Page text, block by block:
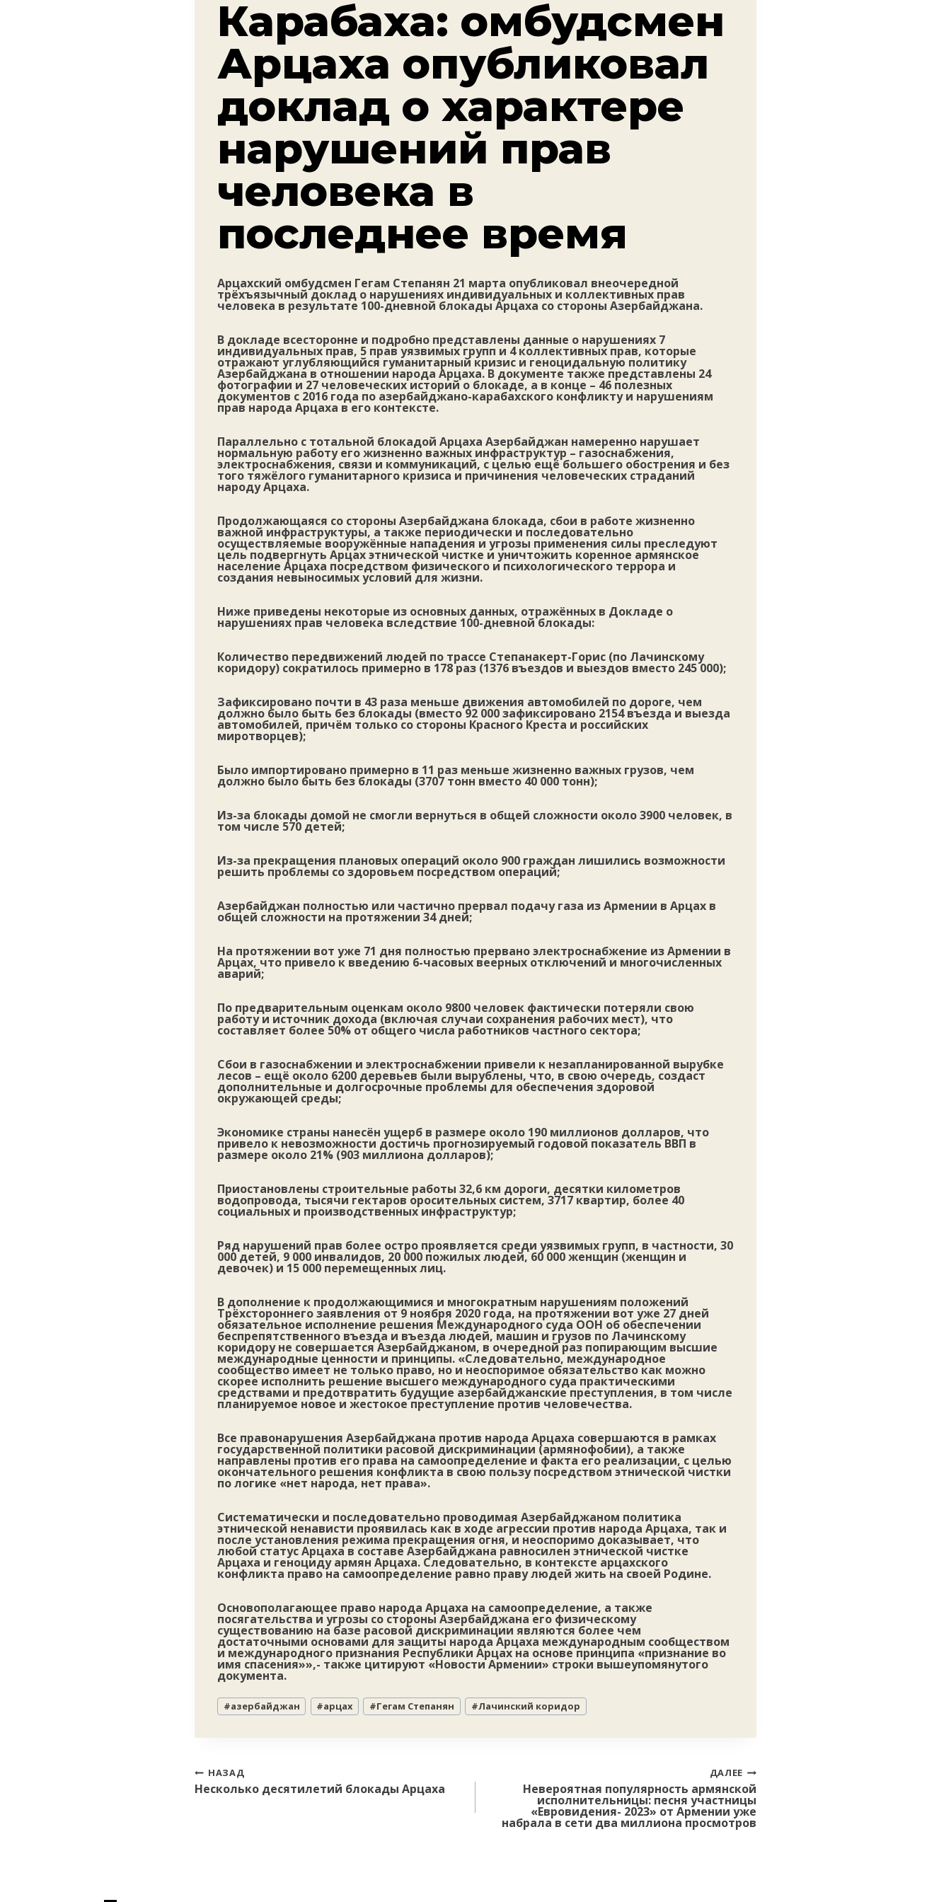
Карабаха: омбудсмен
Арцаха опубликовал
доклад о характере
нарушений прав
человека в
последнее время
Арцахский омбудсмен Гегам Степанян 21 марта опубликовал внеочередной
трёхъязычный доклад о нарушениях индивидуальных и коллективных прав
человека в результате 100-дневной блокады Арцаха со стороны Азербайджана.
В докладе всесторонне и подробно представлены данные о нарушениях 7
индивидуальных прав, 5 прав уязвимых групп и 4 коллективных прав, которые
отражают углубляющийся гуманитарный кризис и геноцидальную политику
Азербайджана в отношении народа Арцаха. В документе также представлены 24
фотографии и 27 человеческих историй о блокаде, а в конце – 46 полезных
документов с 2016 года по азербайджано-карабахского конфликту и нарушениям
прав народа Арцаха в его контексте.
Параллельно с тотальной блокадой Арцаха Азербайджан намеренно нарушает
нормальную работу его жизненно важных инфраструктур – газоснабжения,
электроснабжения, связи и коммуникаций, с целью ещё большего обострения и без
того тяжёлого гуманитарного кризиса и причинения человеческих страданий
народу Арцаха.
Продолжающаяся со стороны Азербайджана блокада, сбои в работе жизненно
важной инфраструктуры, а также периодически и последовательно
осуществляемые вооружённые нападения и угрозы применения силы преследуют
цель подвергнуть Арцах этнической чистке и уничтожить коренное армянское
население Арцаха посредством физического и психологического террора и
создания невыносимых условий для жизни.
Ниже приведены некоторые из основных данных, отражённых в Докладе о
нарушениях прав человека вследствие 100-дневной блокады:
Количество передвижений людей по трассе Степанакерт-Горис (по Лачинскому
коридору) сократилось примерно в 178 раз (1376 въездов и выездов вместо 245 000);
Зафиксировано почти в 43 раза меньше движения автомобилей по дороге, чем
должно было быть без блокады (вместо 92 000 зафиксировано 2154 въезда и выезда
автомобилей, причём только со стороны Красного Креста и российских
миротворцев);
Было импортировано примерно в 11 раз меньше жизненно важных грузов, чем
должно было быть без блокады (3707 тонн вместо 40 000 тонн);
Из-за блокады домой не смогли вернуться в общей сложности около 3900 человек, в
том числе 570 детей;
Из-за прекращения плановых операций около 900 граждан лишились возможности
решить проблемы со здоровьем посредством операций;
Азербайджан полностью или частично прервал подачу газа из Армении в Арцах в
общей сложности на протяжении 34 дней;
На протяжении вот уже 71 дня полностью прервано электроснабжение из Армении в
Арцах, что привело к введению 6-часовых веерных отключений и многочисленных
аварий;
По предварительным оценкам около 9800 человек фактически потеряли свою
работу и источник дохода (включая случаи сохранения рабочих мест), что
составляет более 50% от общего числа работников частного сектора;
Сбои в газоснабжении и электроснабжении привели к незапланированной вырубке
лесов – ещё около 6200 деревьев были вырублены, что, в свою очередь, создаст
дополнительные и долгосрочные проблемы для обеспечения здоровой
окружающей среды;
Экономике страны нанесён ущерб в размере около 190 миллионов долларов, что
привело к невозможности достичь прогнозируемый годовой показатель ВВП в
размере около 21% (903 миллиона долларов);
Приостановлены строительные работы 32,6 км дороги, десятки километров
водопровода, тысячи гектаров оросительных систем, 3717 квартир, более 40
социальных и производственных инфраструктур;
Ряд нарушений прав более остро проявляется среди уязвимых групп, в частности, 30
000 детей, 9 000 инвалидов, 20 000 пожилых людей, 60 000 женщин (женщин и
девочек) и 15 000 перемещенных лиц.
В дополнение к продолжающимися и многократным нарушениям положений
Трёхстороннего заявления от 9 ноября 2020 года, на протяжении вот уже 27 дней
обязательное исполнение решения Международного суда ООН об обеспечении
беспрепятственного въезда и въезда людей, машин и грузов по Лачинскому
коридору не совершается Азербайджаном, в очередной раз попирающим высшие
международные ценности и принципы. «Следовательно, международное
сообщество имеет не только право, но и неоспоримое обязательство как можно
скорее исполнить решение высшего международного суда практическими
средствами и предотвратить будущие азербайджанские преступления, в том числе
планируемое новое и жестокое преступление против человечества.
Все правонарушения Азербайджана против народа Арцаха совершаются в рамках
государственной политики расовой дискриминации (армянофобии), а также
направлены против его права на самоопределение и факта его реализации, с целью
окончательного решения конфликта в свою пользу посредством этнической чистки
по логике «нет народа, нет права».
Систематически и последовательно проводимая Азербайджаном политика
этнической ненависти проявилась как в ходе агрессии против народа Арцаха, так и
после установления режима прекращения огня, и неоспоримо доказывает, что
любой статус Арцаха в составе Азербайджана равносилен этнической чистке
Арцаха и геноциду армян Арцаха. Следовательно, в контексте арцахского
конфликта право на самоопределение равно праву людей жить на своей Родине.
Основополагающее право народа Арцаха на самоопределение, а также
посягательства и угрозы со стороны Азербайджана его физическому
существованию на базе расовой дискриминации являются более чем
достаточными основами для защиты народа Арцаха международным сообществом
и международного признания Республики Арцах на основе принципа «признание во
имя спасения»»,- также цитируют «Новости Армении» строки вышеупомянутого
документа.
Метки
записи:
#азербайджан #арцах #Гегам Степанян #Лачинский коридор
Навигация
по
НАЗАД
Несколько десятилетий блокады Арцаха
ДАЛЕЕ
Невероятная популярность армянской
исполнительницы: песня участницы
«Евровидения- 2023» от Армении уже
набрала в сети два миллиона просмотров